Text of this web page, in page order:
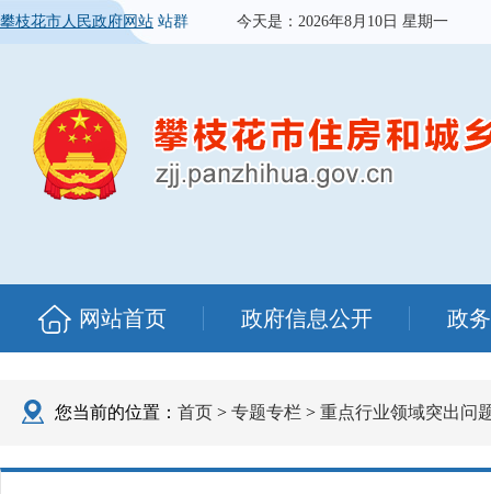
攀枝花市人民政府网站 站群 今天是： 2026年8月10日 星期一
网站首页 政府信息公开 政
您当前的位置： 首页 > 专题专栏 > 重点行业领域突出问